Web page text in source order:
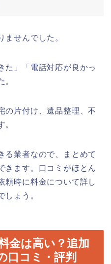
ませんでした。
た」「電話対応が良かっ
。
の片付け、遺品整理、不
。
る業者なので、まとめて
きます。口コミがほとん
頼時に料金について詳し
しょう。
金は高い？追加
口コミ・評判